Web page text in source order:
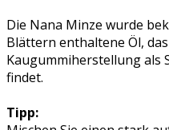
Die Nana Minze wurde
Blättern enthaltene Öl,
Kaugummiherstellung als
findet.
Tipp: